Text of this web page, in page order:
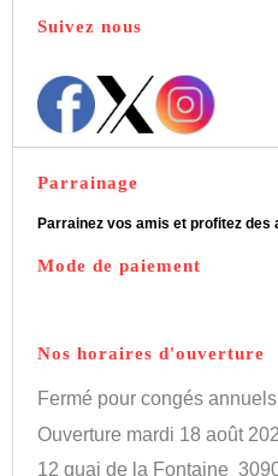
Suivez nous
Parrainage
Parrainez vos amis et profitez des
Mode de paiement
Nos horaires d'ouverture
Fermé pour congés annuels
Ouverture mardi 18 août
12 quai de la Fontaine